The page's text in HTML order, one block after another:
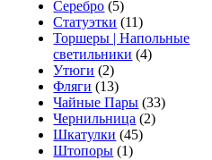
Серебро (5)
Статуэтки (11)
Торшеры | Напольные
светильники (4)
Утюги (2)
Фляги (13)
Чайные Пары (33)
Чернильница (2)
Шкатулки (45)
Штопоры (1)